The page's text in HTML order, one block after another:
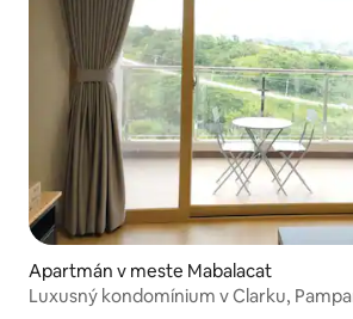
Apartmán v meste Mabalacat
Luxusný kondomínium v Clarku,